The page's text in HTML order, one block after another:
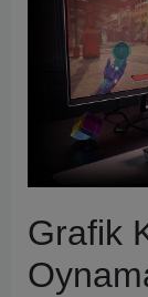
Grafik